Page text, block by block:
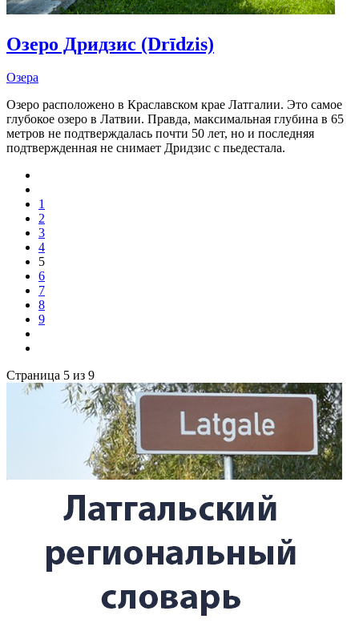
Озеро Дридзис (Drīdzis)
Озера
Озеро расположено в Краславском крае Латгалии. Это самое
глубокое озеро в Латвии. Правда, максимальная глубина в 65
метров не подтверждалась почти 50 лет, но и последняя
подтвержденная не снимает Дридзис с пьедестала.
1
2
3
4
5
6
7
8
9
Страница 5 из 9